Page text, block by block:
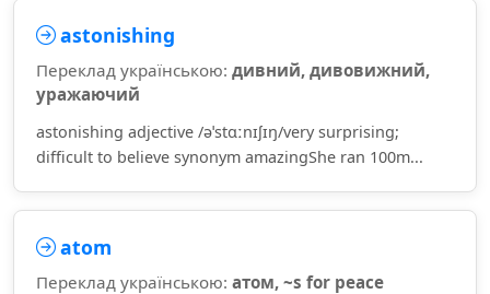
astonishing
Переклад українською: дивний, дивовижний,
уражаючий
astonishing adjective /əˈstɑːnɪʃɪŋ/very surprising;
difficult to believe synonym amazingShe ran 100m...
atom
Переклад українською: атом, ~s for peace